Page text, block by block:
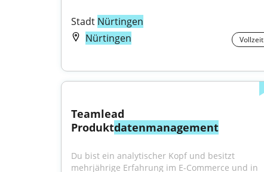
Stadt Nürtingen
Nürtingen
Vollzeit
Teamlead
Produktdatenmanagement
Du bist ein analytischer Kopf und besitzt
mehrjährige Erfahrung im E-Commerce und in